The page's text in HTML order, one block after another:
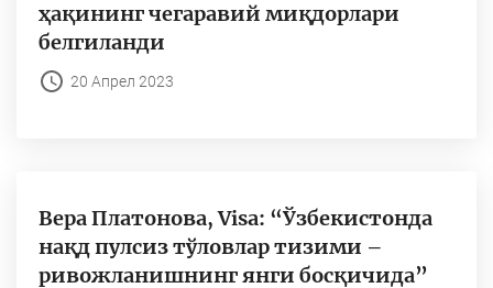
ҳақининг чегаравий миқдорлари
белгиланди
20 Апрел 2023
Вера Платонова, Visa: “Ўзбекистонда
нақд пулсиз тўловлар тизими –
ривожланишнинг янги босқичида”